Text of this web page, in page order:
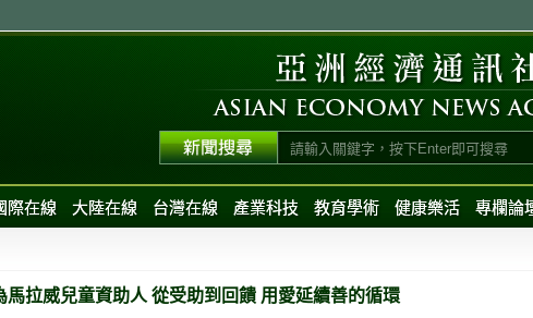
際在線 大陸在線 台灣在線 產業科技 教育學術 健康樂活 專欄論
馬拉威兒童資助人 從受助到回饋 用愛延續善的循環